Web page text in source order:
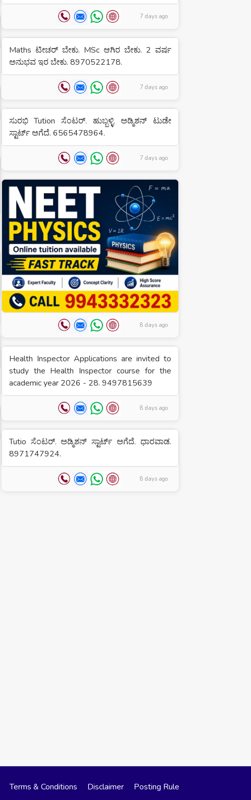
7 days ago
Maths ಟೀಚರ್ ಬೇಕು. MSc ಆಗಿರ ಬೇಕು. 2 ವರ್ಷ
ಅನುಭವ ಇರ ಬೇಕು. 8970522178.
7 days ago
ಸುರಭಿ Tution ಸೆಂಟರ್. ಹುಬ್ಬಳ್ಳಿ. ಅಡ್ಮಿಶನ್ ಟುಡೇ
ಸ್ಟಾರ್ಟ್ ಅಗೆದೆ. 6565478964.
7 days ago
8 days ago
Health Inspector Applications are invited to
study the Health Inspector course for the
academic year 2026 - 28. 9497815639
8 days ago
Tutio ಸೆಂಟರ್. ಅಡ್ಮಿಶನ್ ಸ್ಟಾರ್ಟ್ ಅಗೆದೆ. ಧಾರವಾಡ.
8971747924.
8 days ago
Terms & Conditions Disclaimer Posting Rule